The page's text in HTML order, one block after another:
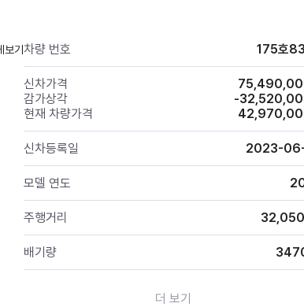
보기 차량 번호 175호
신차가격
감가상각
-
현재 차량가격
신차등록일 2023-
모델 연도
주행거리 32,050
배기량
더 보기